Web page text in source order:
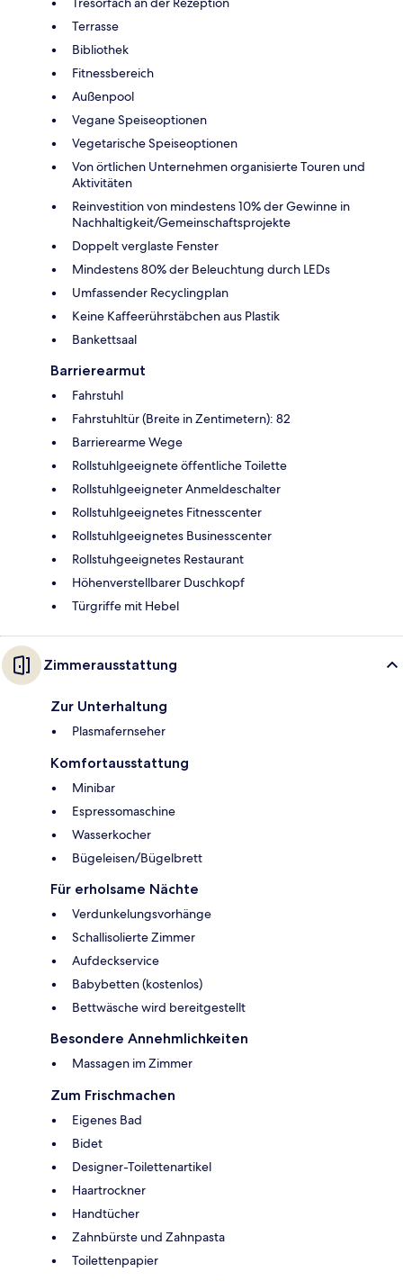
Terrasse
Bibliothek
Fitnessbereich
Außenpool
Vegane Speiseoptionen
Vegetarische Speiseoptionen
Von örtlichen Unternehmen organisierte Touren und
Aktivitäten
Reinvestition von mindestens 10% der Gewinne in
Nachhaltigkeit/Gemeinschaftsprojekte
Doppelt verglaste Fenster
Mindestens 80% der Beleuchtung durch LEDs
Umfassender Recyclingplan
Keine Kaffeerührstäbchen aus Plastik
Bankettsaal
Barrierearmut
Fahrstuhl
Fahrstuhltür (Breite in Zentimetern): 82
Barrierearme Wege
Rollstuhlgeeignete öffentliche Toilette
Rollstuhlgeeigneter Anmeldeschalter
Rollstuhlgeeignetes Fitnesscenter
Rollstuhlgeeignetes Businesscenter
Rollstuhgeeignetes Restaurant
Höhenverstellbarer Duschkopf
Türgriffe mit Hebel
Zimmerausstattung
Zur Unterhaltung
Plasmafernseher
Komfortausstattung
Minibar
Espressomaschine
Wasserkocher
Bügeleisen/Bügelbrett
Für erholsame Nächte
Verdunkelungsvorhänge
Schallisolierte Zimmer
Aufdeckservice
Babybetten (kostenlos)
Bettwäsche wird bereitgestellt
Besondere Annehmlichkeiten
Massagen im Zimmer
Zum Frischmachen
Eigenes Bad
Bidet
Designer-Toilettenartikel
Haartrockner
Handtücher
Zahnbürste und Zahnpasta
Toilettenpapier